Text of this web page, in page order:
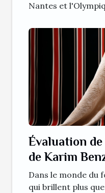
Nantes et
Évaluation
de Karim
saison record
Dans le monde du
qui brillent plus